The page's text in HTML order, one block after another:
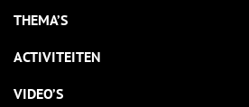
THEMA’S
ACTIVITEITEN
VIDEO’S